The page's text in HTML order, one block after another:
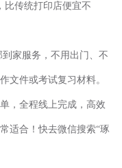
比传统打印店便宜不
家服务，不用出门、不
文件或考试复习材料。
，全程线上完成，高效
适合！快去微信搜索“琢